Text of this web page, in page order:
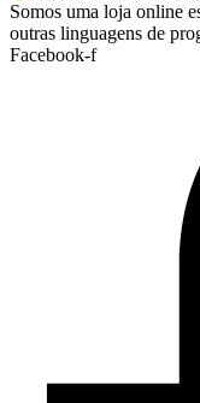
Somos uma loja online
outras linguagens de
Facebook-f